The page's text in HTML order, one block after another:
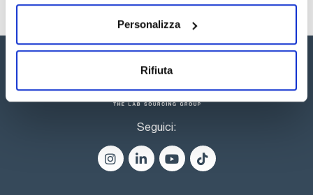
Personalizza
Rifiuta
estraibile e maggior compatibilità chimica. Sono molto adatti
Sono fatti per filtrare i solventi più aggressivi, acidi e basi
acetato di cellulosa e nitrato di cellulosa. Poiché è
biologicamente inerte, questa è una delle membrane più
PVDF: i filtri di siringa in polivinilideno di fluoruro (PVDF) sono
indicati per la filtrazione di campioni di proteine grazie alla
loro scarsa ritenzione.
Seguici: